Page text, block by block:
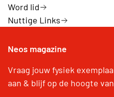
Word lid
Nuttige Links
Neos magazine
Vraag jouw fysiek
aan & blijf op de hoogte